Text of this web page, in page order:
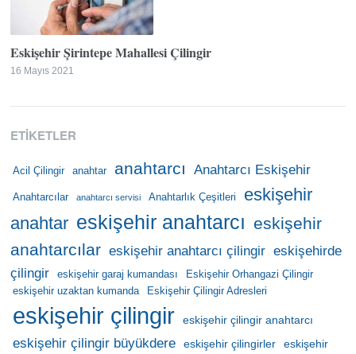
Eskişehir Şirintepe Mahallesi Çilingir
16 Mayıs 2021
ETIKETLER
Acil Çilingir anahtar anahtarcı Anahtarcı Eskişehir
Anahtarcılar anahtarcı servisi Anahtarlık Çeşitleri
eskişehir
anahtar eskişehir anahtarcı eskişehir
anahtarcılar eskişehir anahtarcı çilingir eskişehirde
çilingir
eskişehir garaj kumandası
Eskişehir Orhangazi Çilingir
eskişehir uzaktan kumanda
Eskişehir Çilingir Adresleri
eskişehir çilingir eskişehir çilingir anahtarcı
eskişehir çilingir büyükdere eskişehir çilingirler
eskişehir